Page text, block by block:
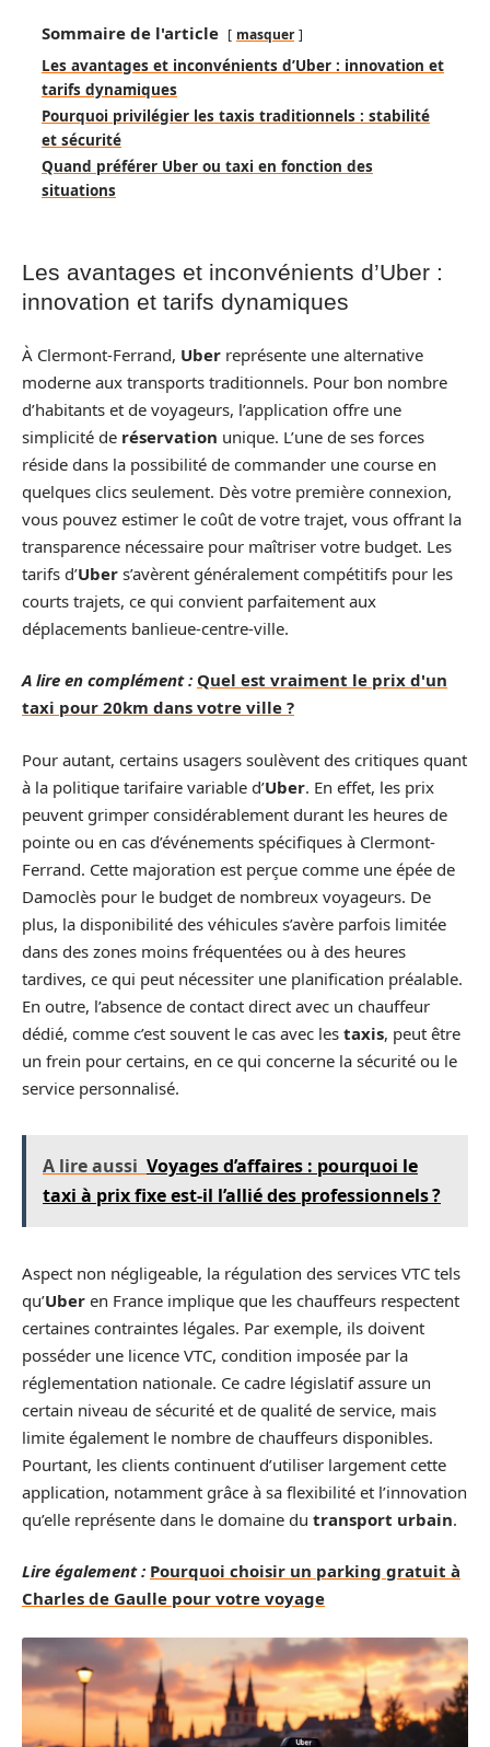
Sommaire de l'article masquer
Les avantages et inconvénients d’Uber : innovation et
tarifs dynamiques
Pourquoi privilégier les taxis traditionnels : stabilité
et sécurité
Quand préférer Uber ou taxi en fonction des
situations
Les avantages et inconvénients d’Uber :
innovation et tarifs dynamiques
À Clermont-Ferrand, Uber représente une alternative
moderne aux transports traditionnels. Pour bon nombre
d’habitants et de voyageurs, l’application offre une
simplicité de réservation unique. L’une de ses forces
réside dans la possibilité de commander une course en
quelques clics seulement. Dès votre première connexion,
vous pouvez estimer le coût de votre trajet, vous offrant la
transparence nécessaire pour maîtriser votre budget. Les
tarifs d’Uber s’avèrent généralement compétitifs pour les
courts trajets, ce qui convient parfaitement aux
déplacements banlieue-centre-ville.
A lire en complément : Quel est vraiment le prix d'un
taxi pour 20km dans votre ville ?
Pour autant, certains usagers soulèvent des critiques quant
à la politique tarifaire variable d’Uber. En effet, les prix
peuvent grimper considérablement durant les heures de
pointe ou en cas d’événements spécifiques à Clermont-
Ferrand. Cette majoration est perçue comme une épée de
Damoclès pour le budget de nombreux voyageurs. De
plus, la disponibilité des véhicules s’avère parfois limitée
dans des zones moins fréquentées ou à des heures
tardives, ce qui peut nécessiter une planification préalable.
En outre, l’absence de contact direct avec un chauffeur
dédié, comme c’est souvent le cas avec les taxis, peut être
un frein pour certains, en ce qui concerne la sécurité ou le
service personnalisé.
A lire aussi Voyages d’affaires : pourquoi le
taxi à prix fixe est-il l’allié des professionnels ?
Aspect non négligeable, la régulation des services VTC tels
qu’Uber en France implique que les chauffeurs respectent
certaines contraintes légales. Par exemple, ils doivent
posséder une licence VTC, condition imposée par la
réglementation nationale. Ce cadre législatif assure un
certain niveau de sécurité et de qualité de service, mais
limite également le nombre de chauffeurs disponibles.
Pourtant, les clients continuent d’utiliser largement cette
application, notamment grâce à sa flexibilité et l’innovation
qu’elle représente dans le domaine du transport urbain.
Lire également : Pourquoi choisir un parking gratuit à
Charles de Gaulle pour votre voyage